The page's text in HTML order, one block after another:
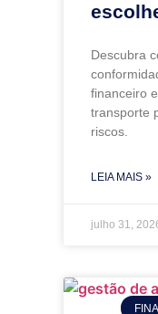
Descubra
financeiro
transporte
riscos.
LEIA MAIS »
julho 31,